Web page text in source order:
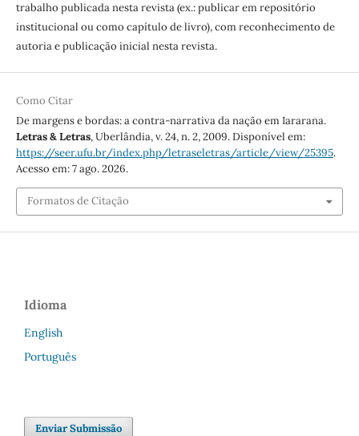
trabalho publicada nesta revista (ex.: publicar em repositório
institucional ou como capítulo de livro), com reconhecimento de
autoria e publicação inicial nesta revista.
Como Citar
De margens e bordas: a contra-narrativa da nação em Iararana.
Letras & Letras, Uberlândia, v. 24, n. 2, 2009. Disponível em:
https://seer.ufu.br/index.php/letraseletras/article/view/25395.
Acesso em: 7 ago. 2026.
Formatos de Citação
Idioma
English
Português
Enviar Submissão